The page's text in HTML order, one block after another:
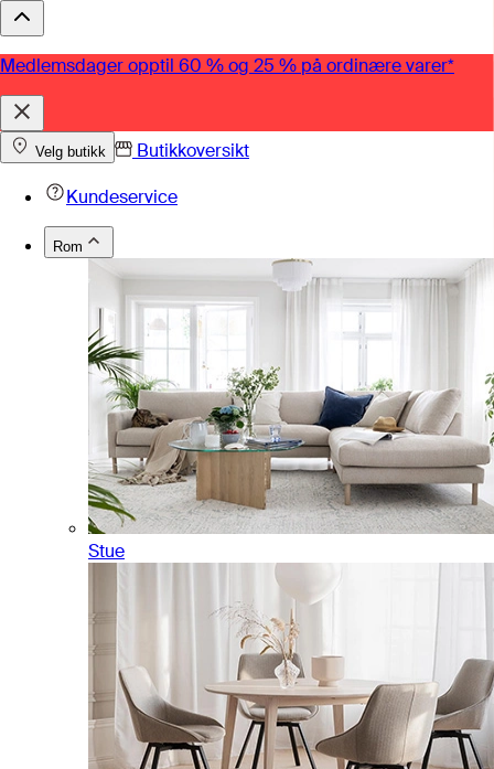
Medlemsdager opptil 60 % og 25 % på ordinære varer*
Velg butikk
Butikkoversikt
Kundeservice
Rom
Stue